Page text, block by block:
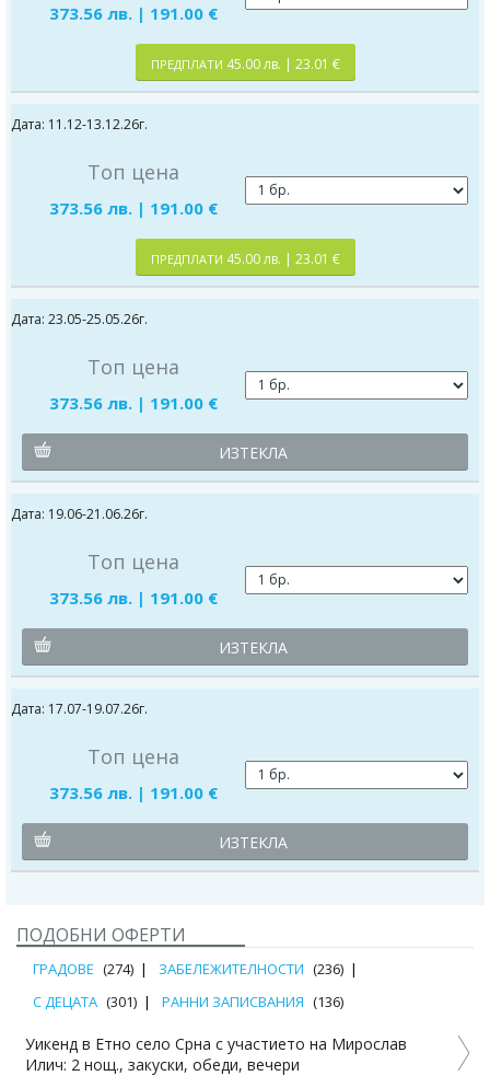
373.56 лв. | 191.00 €
ПРЕДПЛАТИ 45.00 лв. | 23.01 €
Дата: 11.12-13.12.26г.
Топ цена
373.56 лв. | 191.00 €
ПРЕДПЛАТИ 45.00 лв. | 23.01 €
Дата: 23.05-25.05.26г.
Топ цена
373.56 лв. | 191.00 €
ИЗТЕКЛА
Дата: 19.06-21.06.26г.
Топ цена
373.56 лв. | 191.00 €
ИЗТЕКЛА
Дата: 17.07-19.07.26г.
Топ цена
373.56 лв. | 191.00 €
ИЗТЕКЛА
ПОДОБНИ ОФЕРТИ
ГРАДОВЕ (274) ЗАБЕЛЕЖИТЕЛНОСТИ (236)
С ДЕЦАТА (301) РАННИ ЗАПИСВАНИЯ (136)
Уикенд в Етно село Срна с участието на Мирослав
Илич: 2 нощ., закуски, обеди, вечери